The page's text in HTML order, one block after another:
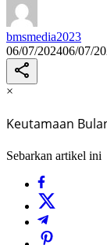
bmsmedia2023
06/07/202406/07/
×
Keutamaan
Sebarkan artikel ini